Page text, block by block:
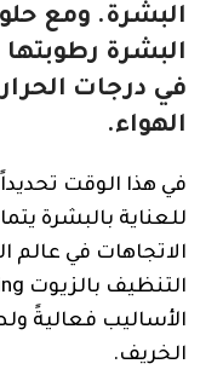
البشرة. ومع
البشرة
في درجات
الهواء.
في هذا الوقت
للعناية بالبشرة
الاتجاهات في عالم
الأساليب فعاليةً
الخريف.